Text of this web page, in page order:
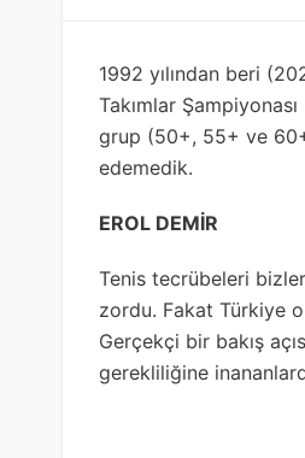
1992 yılından beri
Takımlar
grup (50+, 55+ ve
edemedik.
EROL DEMİR
Tenis tecrübeleri
zordu. Fakat Türkiye
Gerçekçi bir bakış
gerekliliğine